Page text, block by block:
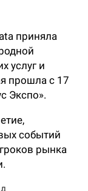
ДАННЫХ
ЦЕННИКИ
в сфере
приняла
услуг и
прошла с 17
Экспо».
событий
рынка